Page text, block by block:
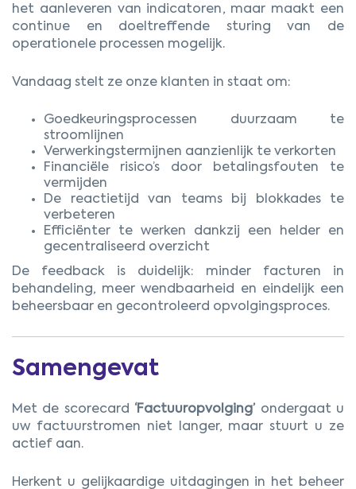
het aanleveren van indicatoren, maar maakt een
continue en doeltreffende sturing van de
operationele processen mogelijk.
Vandaag stelt ze onze klanten in staat om:
Goedkeuringsprocessen duurzaam te
stroomlijnen
Verwerkingstermijnen aanzienlijk te verkorten
Financiële risico’s door betalingsfouten te
vermijden
De reactietijd van teams bij blokkades te
verbeteren
Efficiënter te werken dankzij een helder en
gecentraliseerd overzicht
De feedback is duidelijk: minder facturen in
behandeling, meer wendbaarheid en eindelijk een
beheersbaar en gecontroleerd opvolgingsproces.
Samengevat
Met de scorecard ‘Factuuropvolging’ ondergaat u
uw factuurstromen niet langer, maar stuurt u ze
actief aan.
Herkent u gelijkaardige uitdagingen in het beheer